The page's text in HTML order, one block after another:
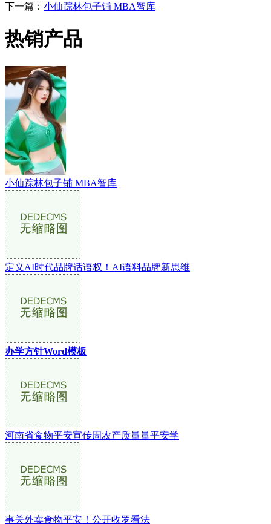
下一篇： 小仙踪林包子铺 MBA智库
热销产品
小仙踪林包子铺 MBA智库
定义AI时代品牌话语权！AI语料品牌新思维
办学方针Word模板
河南省食物平安宣传周农产质量量平安学
事关外卖食物平安！公开收罗看法